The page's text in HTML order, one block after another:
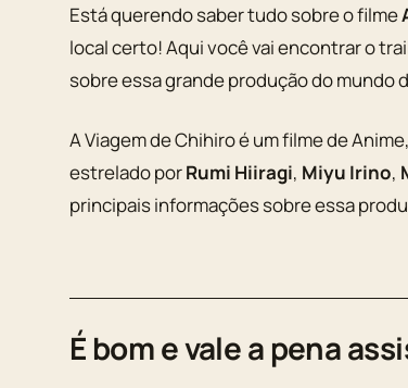
Está querendo saber tudo sobre o filme
local certo! Aqui você vai encontrar o
sobre essa grande produção do mundo
A Viagem de Chihiro é um filme de
estrelado porRumi Hiiragi, Miyu Irino,
principais informações sobre essa
É bom e vale a pena